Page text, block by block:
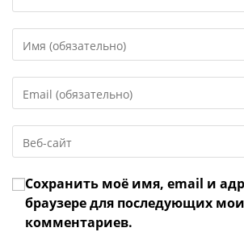
свое
или
имя
чтобы
прокомментировать
свой
адрес,
чтобы
URL
веб-
сайта
(необязательно)
Сохранить моё имя, email и
браузере для последующих
комментариев.